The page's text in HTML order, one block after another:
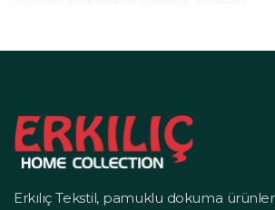
Erkılıç Tekstil, pamuklu dokuma